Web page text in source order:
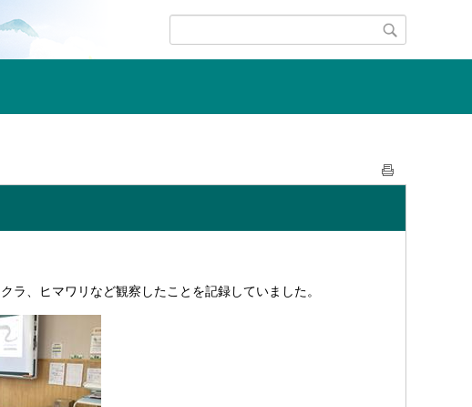
、ヒマワリなど観察したことを記録していました。